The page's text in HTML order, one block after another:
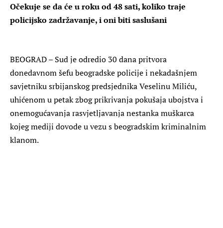
Očekuje se da će u roku od 48 sati, koliko traje
policijsko zadržavanje, i oni biti saslušani
BEOGRAD – Sud je odredio 30 dana pritvora
donedavnom šefu beogradske policije i nekadašnjem
savjetniku srbijanskog predsjednika Veselinu Miliću,
uhićenom u petak zbog prikrivanja pokušaja ubojstva i
onemogućavanja rasvjetljavanja nestanka muškarca
kojeg mediji dovode u vezu s beogradskim kriminalnim
klanom.